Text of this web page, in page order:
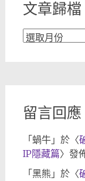
文章歸檔
文
留言回應
「 蝸牛」於〈
IP隱藏篇〉發
「 黑熊 」於〈